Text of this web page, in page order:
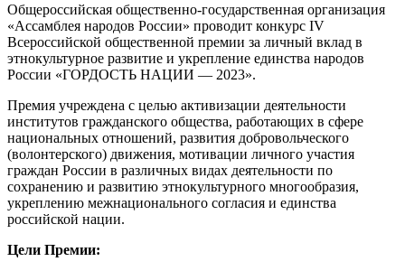
Общероссийская общественно-государственная организация
«Ассамблея народов России» проводит конкурс IV
Всероссийской общественной премии за личный вклад в
этнокультурное развитие и укрепление единства народов
России «ГОРДОСТЬ НАЦИИ — 2023».
Премия учреждена с целью активизации деятельности
институтов гражданского общества, работающих в сфере
национальных отношений, развития добровольческого
(волонтерского) движения, мотивации личного участия
граждан России в различных видах деятельности по
сохранению и развитию этнокультурного многообразия,
укреплению межнационального согласия и единства
российской нации.
Цели Премии: